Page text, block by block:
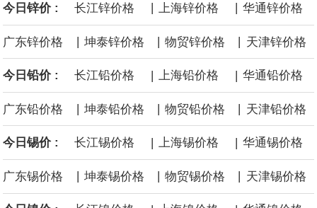
令市场通胀预期下降，推动黄金价格从此前持续数周、位于4000美
元上方的盘整区间中进一步上涨。
必和必拓港口联合工会：必和必拓西澳大利亚铁矿石业务的工人已
通知，将于8月9日实施24小时停工。
今日锌价 : 长江锌价格 上海锌价格 华通锌价格
广东锌价格 | 坤泰锌价格 | 物贸锌价格 | 天津锌价格
今日铅价 : 长江铅价格 | 上海铅价格 | 华通铅价格
广东铅价格 坤泰铅价格 物贸铅价格 天津铅价格
今日锡价 : 长江锡价格 | 上海锡价格 | 华通锡价格
广东锡价格 坤泰锡价格 物贸锡价格 天津锡价格